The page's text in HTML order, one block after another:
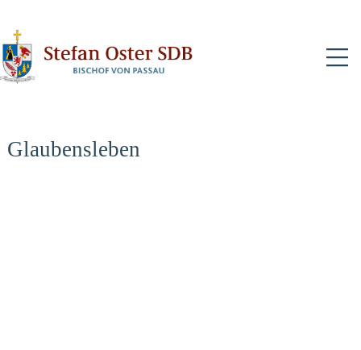
Glaubensleben